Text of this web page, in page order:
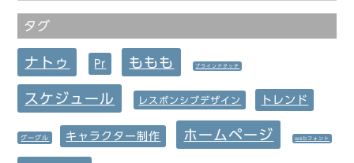
タグ
ナトゥ Pr ももも ブラインドタッチ
スケジュール レスポンシブデザイン トレンド
グーグル キャラクター制作 ホームページ webフォント